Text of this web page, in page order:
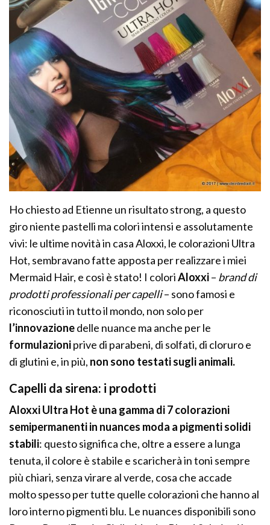
Ho chiesto ad Etienne un risultato strong, a questo
giro niente pastelli ma colori intensi e assolutamente
vivi: le ultime novità in casa Aloxxi, le colorazioni Ultra
Hot, sembravano fatte apposta per realizzare i miei
Mermaid Hair, e così è stato! I coloriAloxxi– brand di
prodotti professionali per capelli– sono famosi e
riconosciuti in tutto il mondo, non solo per
l’innovazionedelle nuance ma anche per le
formulazioniprive di parabeni, di solfati, di cloruro e
di glutini e, in più, non sono testati sugli animali.
Capelli da sirena: i prodotti
Aloxxi Ultra Hot è una gamma di 7 colorazioni
semipermanenti in nuances moda a pigmenti solidi
stabili: questo significa che, oltre a essere a lunga
tenuta, il colore è stabile e scaricherà in toni sempre
più chiari, senza virare al verde, cosa che accade
molto spesso per tutte quelle colorazioni che hanno al
loro interno pigmenti blu. Le nuances disponibili sono